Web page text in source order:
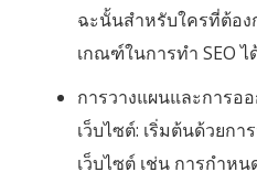
ฉะนั้นสำหรับใครที่ต้อ
เกณฑ์ในการทำ SEO
การวางแผนและการอ
เว็บไซต์: เริ่มต้นด้วยกา
เว็บไซต์ เช่น การกำห